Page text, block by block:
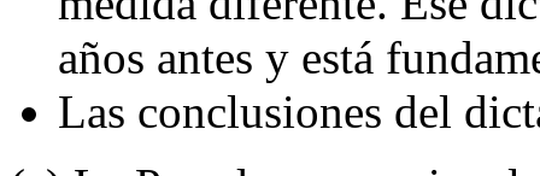
años antes y está
Las conclusiones del